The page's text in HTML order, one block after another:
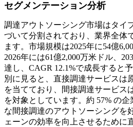
セグメンテーション分析
調達アウトソーシング市場はタイ
づいて分割されており、業界全体
ます。市場規模は2025年に54億
2026年には61億2,000万米ドル、
達し、CAGR 12.1%で成長すると
別に見ると、直接調達サービスは
を当てており、間接調達サービス
を対象としています。約 57% の
な間接調達のアウトソーシングを
ェーンの効率を向上させるために